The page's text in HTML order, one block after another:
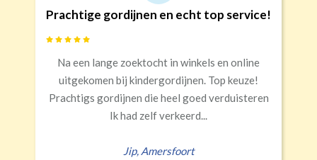
Goede kwaliteit en service!
Snelle levering, alles netjes aangekomen
Erald,Zeist